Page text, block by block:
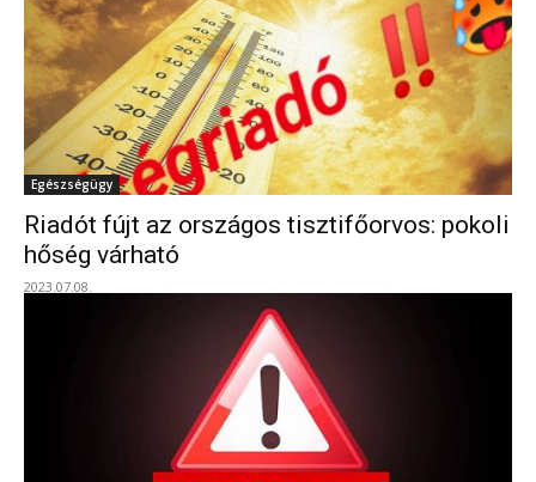
Egészségügy
Riadót fújt az országos tisztifőorvos: pokoli
hőség várható
2023.07.08.